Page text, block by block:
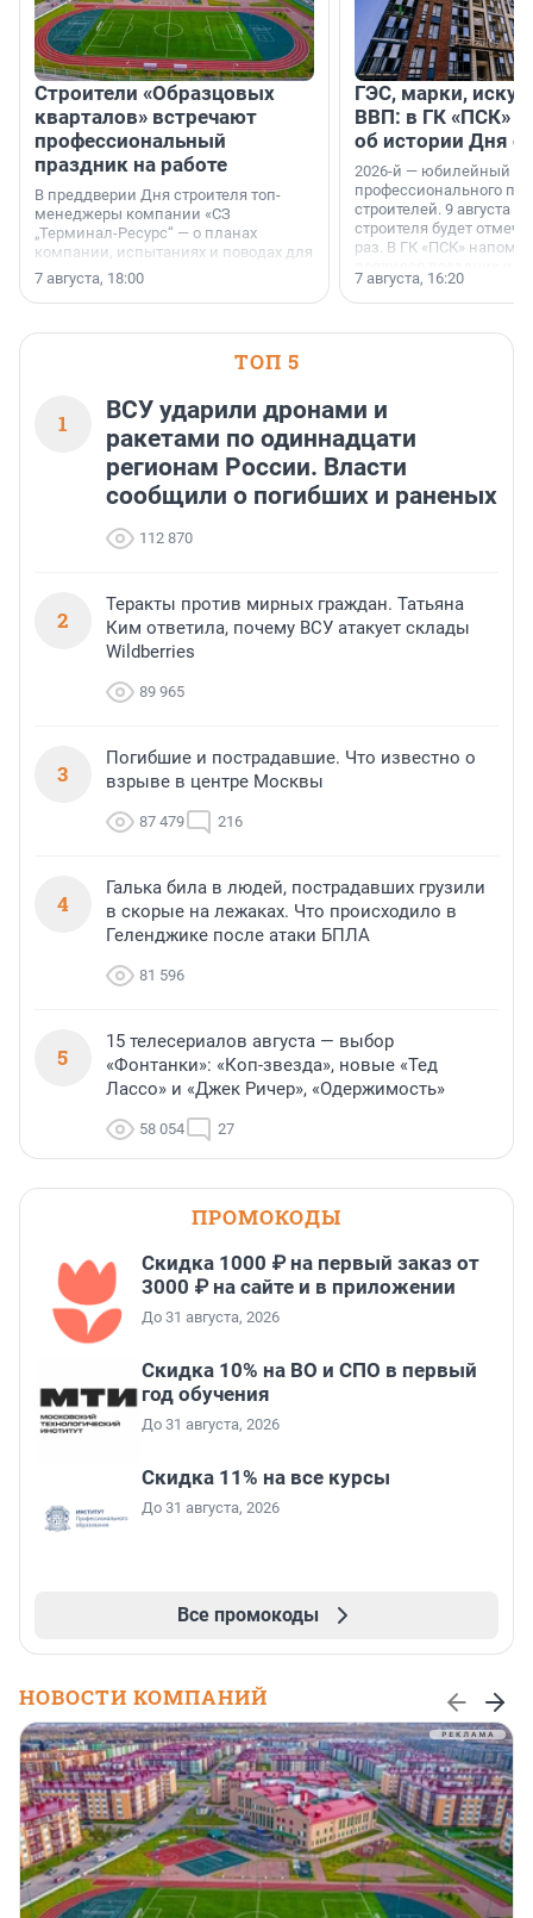
Строители «Образцовых
кварталов» встречают
профессиональный
праздник на работе
В преддверии Дня строителя топ-
менеджеры компании «СЗ
„Терминал-Ресурс“ — о планах
компании, испытаниях и поводах для
осторожного оптимизма.
7 августа, 18:00
ГЭС, марки,
ВВП: в ГК «ПСК»
об истории Дня
2026-й — юбилейный
профессионального
строителей. 9 августа
строителя будет
раз. В ГК «ПСК»
поменялась роль
7 августа, 16:20
ТОП 5
1
ВСУ ударили дронами и
ракетами по одиннадцати
регионам России. Власти
сообщили о погибших и раненых
112 870
2
Теракты против мирных граждан. Татьяна
Ким ответила, почему ВСУ атакует склады
Wildberries
89 965
3
Погибшие и пострадавшие. Что известно о
взрыве в центре Москвы
87 479 216
4
Галька била в людей, пострадавших грузили
в скорые на лежаках. Что происходило в
Геленджике после атаки БПЛА
81 596
5
15 телесериалов августа — выбор
«Фонтанки»: «Коп-звезда», новые «Тед
Лассо» и «Джек Ричер», «Одержимость»
58 054 27
ПРОМОКОДЫ
Скидка 1000 ₽ на первый заказ от
3000 ₽ на сайте и в приложении
До 31 августа, 2026
Скидка 10% на ВО и СПО в первый
год обучения
До 31 августа, 2026
Скидка 11% на все курсы
До 31 августа, 2026
Все промокоды
НОВОСТИ КОМПАНИЙ